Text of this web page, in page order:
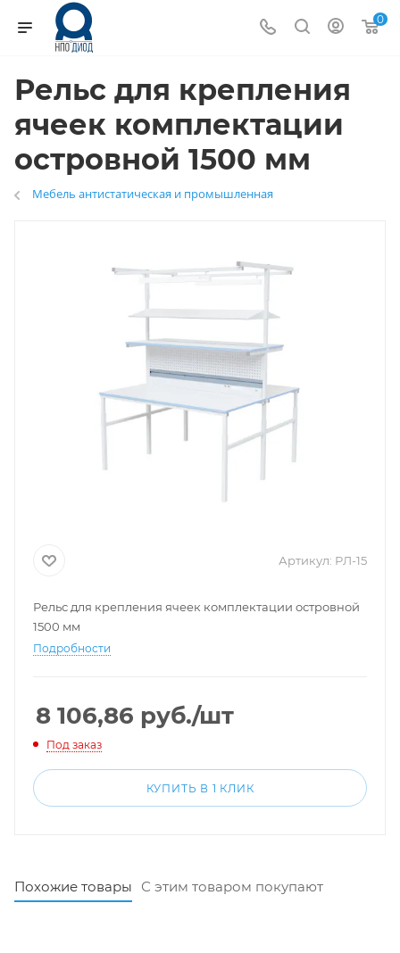
0
Рельс для крепления
ячеек комплектации
островной 1500 мм
Мебель антистатическая и промышленная
Артикул: РЛ-15
Рельс для крепления ячеек комплектации островной
1500 мм
Подробности
8 106,86 руб./шт
Под заказ
КУПИТЬ В 1 КЛИК
Похожие товары С этим товаром покупают